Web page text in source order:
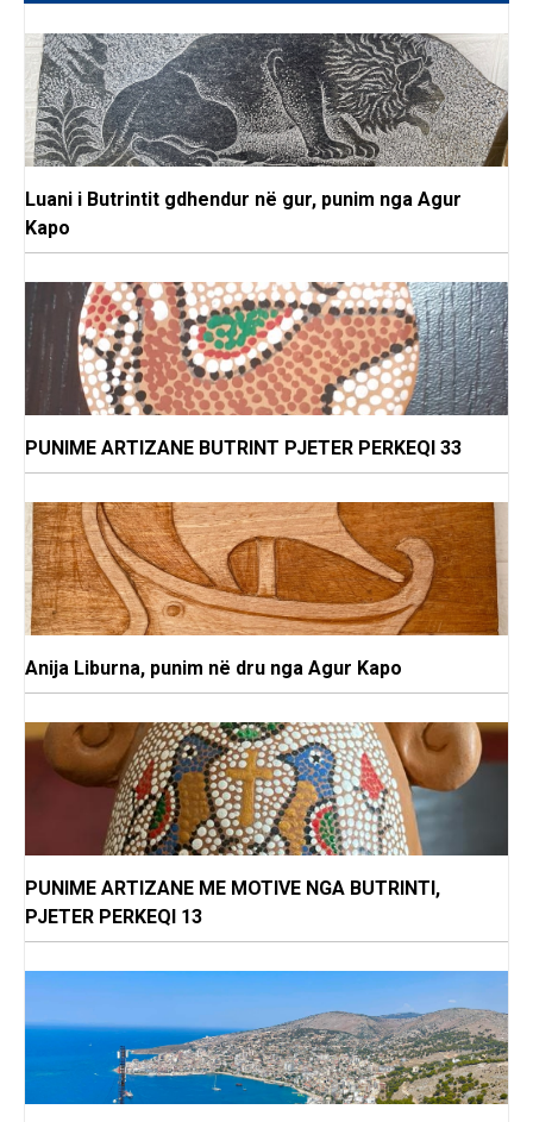
Luani i Butrintit gdhendur në gur, punim nga Agur
Kapo
PUNIME ARTIZANE BUTRINT PJETER PERKEQI 33
Anija Liburna, punim në dru nga Agur Kapo
PUNIME ARTIZANE ME MOTIVE NGA BUTRINTI,
PJETER PERKEQI 13